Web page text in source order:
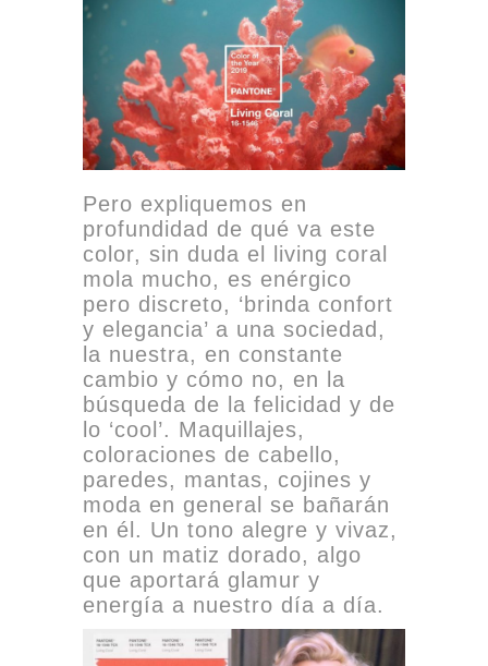
Pero expliquemos en
profundidad de qué va este
color, sin duda el living coral
mola mucho, es enérgico
pero discreto, ‘brinda confort
y elegancia’ a una sociedad,
la nuestra, en constante
cambio y cómo no, en la
búsqueda de la felicidad y de
lo ‘cool’. Maquillajes,
coloraciones de cabello,
paredes, mantas, cojines y
moda en general se bañarán
en él. Un tono alegre y vivaz,
con un matiz dorado, algo
que aportará glamur y
energía a nuestro día a día.